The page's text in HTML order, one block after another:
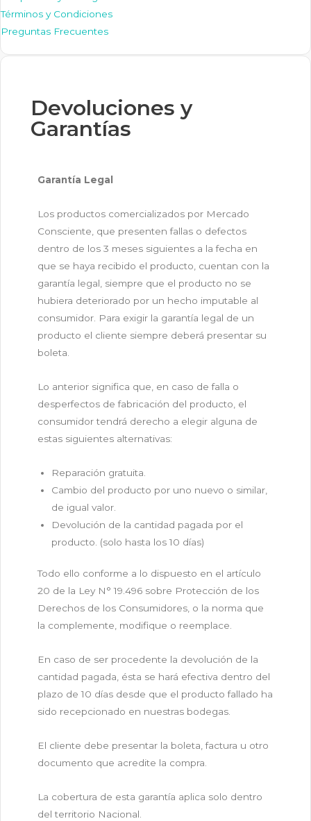
Términos y Condiciones
Preguntas Frecuentes
Devoluciones y
Garantías
Garantía Legal
Los productos comercializados por Mercado
Consciente, que presenten fallas o defectos
dentro de los 3 meses siguientes a la fecha en
que se haya recibido el producto, cuentan con la
garantía legal, siempre que el producto no se
hubiera deteriorado por un hecho imputable al
consumidor. Para exigir la garantía legal de un
producto el cliente siempre deberá presentar su
boleta.
Lo anterior significa que, en caso de falla o
desperfectos de fabricación del producto, el
consumidor tendrá derecho a elegir alguna de
estas siguientes alternativas:
Reparación gratuita.
Cambio del producto por uno nuevo o similar,
de igual valor.
Devolución de la cantidad pagada por el
producto. (solo hasta los 10 días)
Todo ello conforme a lo dispuesto en el artículo
20 de la Ley N° 19.496 sobre Protección de los
Derechos de los Consumidores, o la norma que
la complemente, modifique o reemplace.
En caso de ser procedente la devolución de la
cantidad pagada, ésta se hará efectiva dentro del
plazo de 10 días desde que el producto fallado ha
sido recepcionado en nuestras bodegas.
El cliente debe presentar la boleta, factura u otro
documento que acredite la compra.
La cobertura de esta garantía aplica solo dentro
del territorio Nacional.